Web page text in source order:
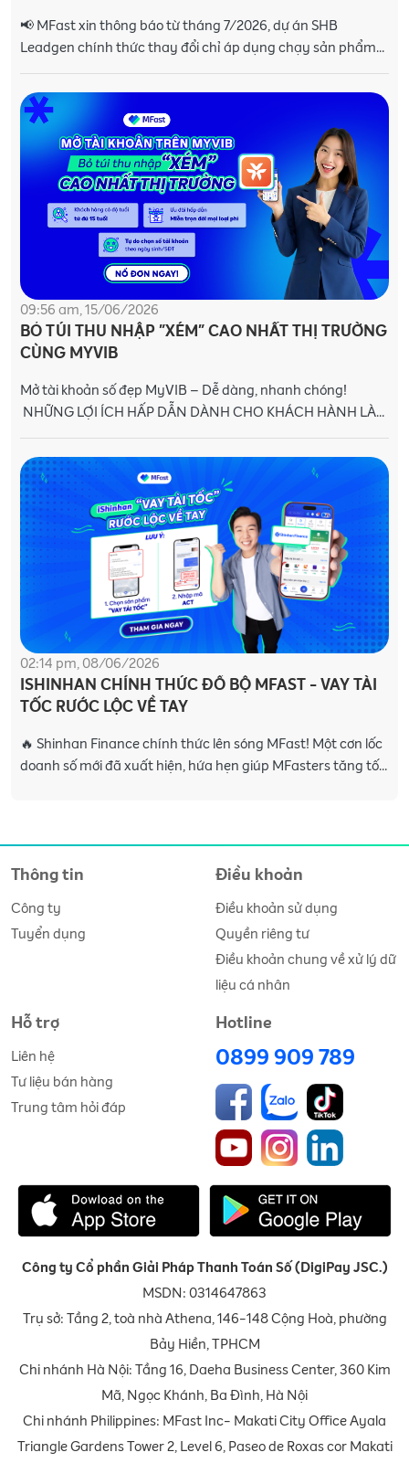
📢 MFast xin thông báo từ tháng 7/2026, dự án SHB
Leadgen chính thức thay đổi chỉ áp dụng chạy sản phẩm
09:56 am, 15/06/2026
BỎ TÚI THU NHẬP "XÉM" CAO NHẤT THỊ TRƯỜNG
CÙNG MYVIB
Mở tài khoản số đẹp MyVIB – Dễ dàng, nhanh chóng!
NHỮNG LỢI ÍCH HẤP DẪN DÀNH CHO KHÁCH HÀNH LÀ
CHỦ SỞ HỮU VIB: Khách hàng từ 15 tuổi đều c
02:14 pm, 08/06/2026
ISHINHAN CHÍNH THỨC ĐỔ BỘ MFAST - VAY TÀI
TỐC RƯỚC LỘC VỀ TAY
🔥 Shinhan Finance chính thức lên sóng MFast! Một cơn lốc
doanh số mới đã xuất hiện, hứa hẹn giúp MFasters tăng tốc
Thông tin
Công ty
Tuyển dụng
Điều khoản
Điều khoản sử dụng
Quyền riêng tư
Điều khoản chung về xử lý dữ
liệu cá nhân
Hỗ trợ
Liên hệ
Tư liệu bán hàng
Trung tâm hỏi đáp
Hotline
0899 909 789
Công ty Cổ phần Giải Pháp Thanh Toán Số (DigiPay JSC.)
MSDN: 0314647863
Trụ sở: Tầng 2, toà nhà Athena, 146-148 Cộng Hoà, phường
Bảy Hiền, TPHCM
Chi nhánh Hà Nội: Tầng 16, Daeha Business Center, 360 Kim
Mã, Ngọc Khánh, Ba Đình, Hà Nội
Chi nhánh Philippines: MFast Inc- Makati City Office Ayala
Triangle Gardens Tower 2, Level 6, Paseo de Roxas cor Makati